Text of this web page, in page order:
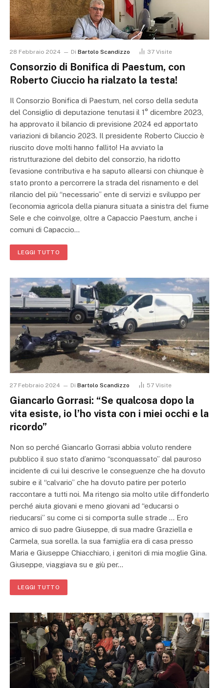
28 Febbraio 2024 Di Bartolo Scandizzo 37 Visite
Consorzio di Bonifica di Paestum, con
Roberto Ciuccio ha rialzato la testa!
Il Consorzio Bonifica di Paestum, nel corso della seduta
del Consiglio di deputazione tenutasi il 1° dicembre 2023,
ha approvato il bilancio di previsione 2024 ed apportato
variazioni di bilancio 2023. Il presidente Roberto Ciuccio è
riuscito dove molti hanno fallito! Ha avviato la
ristrutturazione del debito del consorzio, ha ridotto
l’evasione contributiva e ha saputo allearsi con chiunque è
stato pronto a percorrere la strada del risnamento e del
rilancio del più “necessario” ente di servizi e sviluppo per
l’economia agricola della pianura situata a sinistra del fiume
Sele e che coinvolge, oltre a Capaccio Paestum, anche i
comuni di Capaccio…
LEGGI TUTTO
27 Febbraio 2024 Di Bartolo Scandizzo 57 Visite
Giancarlo Gorrasi: “Se qualcosa dopo la
vita esiste, io l’ho vista con i miei occhi e la
ricordo”
Non so perché Giancarlo Gorrasi abbia voluto rendere
pubblico il suo stato d’animo “sconquassato” dal pauroso
incidente di cui lui descrive le conseguenze che ha dovuto
subire e il “calvario” che ha dovuto patire per poterlo
raccontare a tutti noi. Ma ritengo sia molto utile diffonderlo
perché aiuta giovani e meno giovani ad “educarsi o
rieducarsi” su come ci si comporta sulle strade … Ero
amico di suo padre Giuseppe, di sua madre Graziella e
Carmela, sua sorella. la sua famiglia era di casa presso
Maria e Giuseppe Chiacchiaro, i genitori di mia moglie Gina.
Giuseppe, viaggiava su e giù per…
LEGGI TUTTO